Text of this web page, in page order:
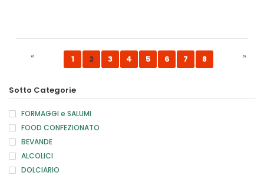
« 1 2 3 4 5 6 7 8 »
Sotto Categorie
FORMAGGI e SALUMI
FOOD CONFEZIONATO
BEVANDE
ALCOLICI
DOLCIARIO